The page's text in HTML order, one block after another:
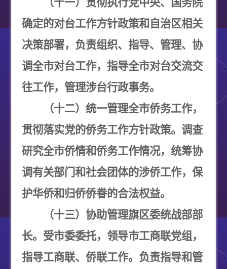
（十一）贯彻执行党中央、国务院
确定的对台工作方针政策和自治区相关
决策部署，负责组织、指导、管理、协
调全市对台工作，指导全市对台交流交
往工作，管理涉台行政事务。
（十二）统一管理全市侨务工作，
贯彻落实党的侨务工作方针政策。调查
研究全市侨情和侨务工作情况，统筹协
调有关部门和社会团体的涉侨工作，保
护华侨和归侨侨眷的合法权益。
（十三）协助管理旗区委统战部部
长。受市委委托，领导市工商联党组，
指导工商联、侨联工作。负责指导和管